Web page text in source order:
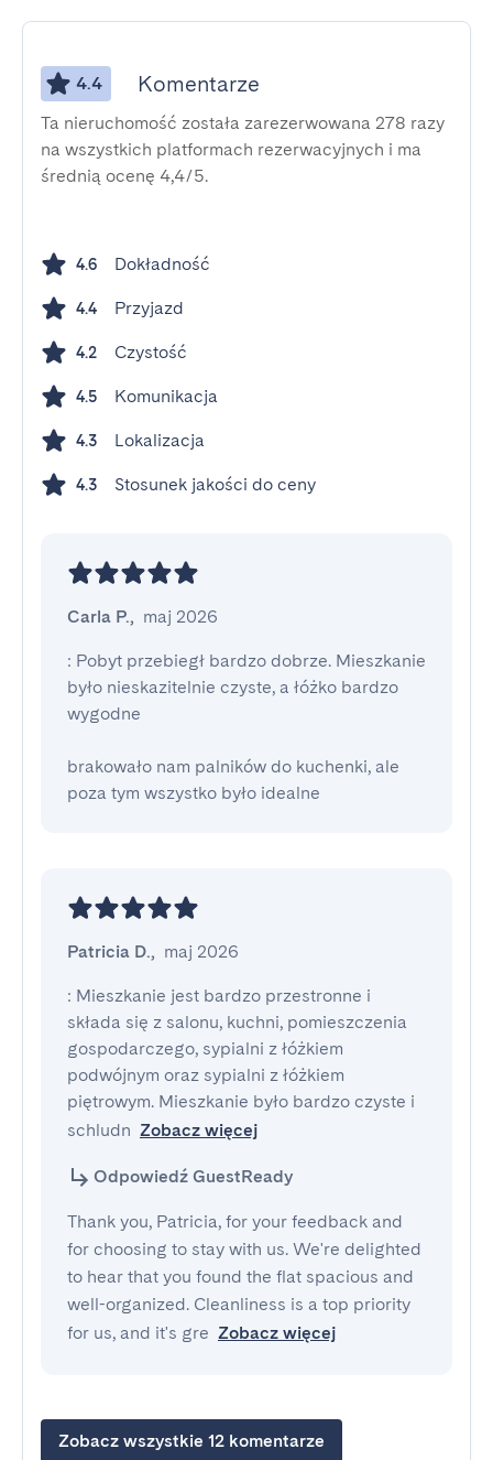
4.4 Komentarze
Ta nieruchomość została zarezerwowana 278 razy
na wszystkich platformach rezerwacyjnych i ma
średnią ocenę 4,4/5.
4.6 Dokładność
4.4 Przyjazd
4.2 Czystość
4.5 Komunikacja
4.3 Lokalizacja
4.3 Stosunek jakości do ceny
Carla P., maj 2026
: Pobyt przebiegł bardzo dobrze. Mieszkanie
było nieskazitelnie czyste, a łóżko bardzo
wygodne
brakowało nam palników do kuchenki, ale
poza tym wszystko było idealne
Patricia D., maj 2026
: Mieszkanie jest bardzo przestronne i
składa się z salonu, kuchni, pomieszczenia
gospodarczego, sypialni z łóżkiem
podwójnym oraz sypialni z łóżkiem
piętrowym. Mieszkanie było bardzo czyste i
schludn Zobacz więcej
Odpowiedź GuestReady
Thank you, Patricia, for your feedback and
for choosing to stay with us. We're delighted
to hear that you found the flat spacious and
well-organized. Cleanliness is a top priority
for us, and it's gre Zobacz więcej
Zobacz wszystkie 12 komentarze